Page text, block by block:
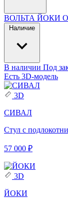
ВОЛЬТА ЙОКИ
Наличие
В наличии Под
Есть 3D-модель
3D
СИВАЛ
Стул с
57 000 ₽
3D
ЙОКИ